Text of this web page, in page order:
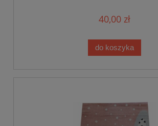
40,00 zł
do koszyka